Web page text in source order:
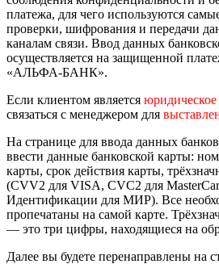
платежа, для чего используются
проверки, шифрования и передачи
каналам связи. Ввод данных
осуществляется на защищенной
«АЛЬФА-БАНК».
Если клиентом является
связаться с менеджером для
На странице для ввода данных
ввести данные банковской карты:
карты, срок действия карты,
(CVV2 для VISA, CVC2 для
Идентификации для МИР). Все
пропечатаны на самой карте.
— это три цифры, находящиеся на
Далее вы будете перенаправлены на